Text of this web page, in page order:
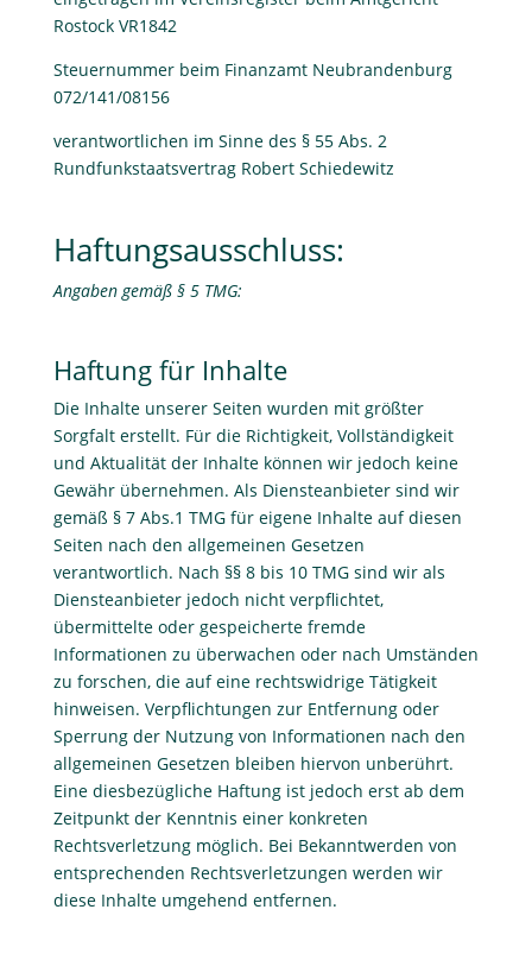
Rostock VR1842
Steuernummer beim Finanzamt Neubrandenburg
072/141/08156
verantwortlichen im Sinne des § 55 Abs. 2
Rundfunkstaatsvertrag Robert Schiedewitz
Haftungsausschluss:
Angaben gemäß § 5 TMG:
Haftung für Inhalte
Die Inhalte unserer Seiten wurden mit größter
Sorgfalt erstellt. Für die Richtigkeit, Vollständigkeit
und Aktualität der Inhalte können wir jedoch keine
Gewähr übernehmen. Als Diensteanbieter sind wir
gemäß § 7 Abs.1 TMG für eigene Inhalte auf diesen
Seiten nach den allgemeinen Gesetzen
verantwortlich. Nach §§ 8 bis 10 TMG sind wir als
Diensteanbieter jedoch nicht verpflichtet,
übermittelte oder gespeicherte fremde
Informationen zu überwachen oder nach Umständen
zu forschen, die auf eine rechtswidrige Tätigkeit
hinweisen. Verpflichtungen zur Entfernung oder
Sperrung der Nutzung von Informationen nach den
allgemeinen Gesetzen bleiben hiervon unberührt.
Eine diesbezügliche Haftung ist jedoch erst ab dem
Zeitpunkt der Kenntnis einer konkreten
Rechtsverletzung möglich. Bei Bekanntwerden von
entsprechenden Rechtsverletzungen werden wir
diese Inhalte umgehend entfernen.